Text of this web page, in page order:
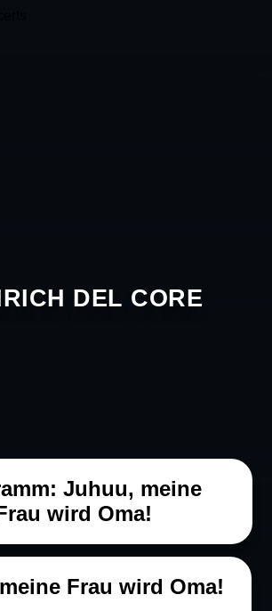
DEL CORE
Juhuu, meine
wird Oma!
Frau wird Oma!